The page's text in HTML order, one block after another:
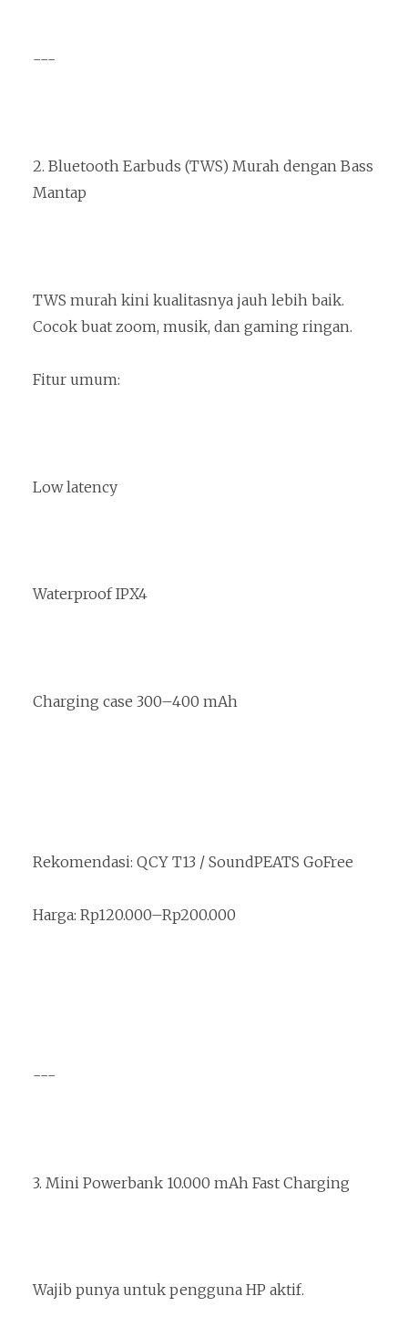
---
2. Bluetooth Earbuds (TWS) Murah dengan Bass
Mantap
TWS murah kini kualitasnya jauh lebih baik.
Cocok buat zoom, musik, dan gaming ringan.
Fitur umum:
Low latency
Waterproof IPX4
Charging case 300–400 mAh
Rekomendasi: QCY T13 / SoundPEATS GoFree
Harga: Rp120.000–Rp200.000
---
3. Mini Powerbank 10.000 mAh Fast Charging
Wajib punya untuk pengguna HP aktif.